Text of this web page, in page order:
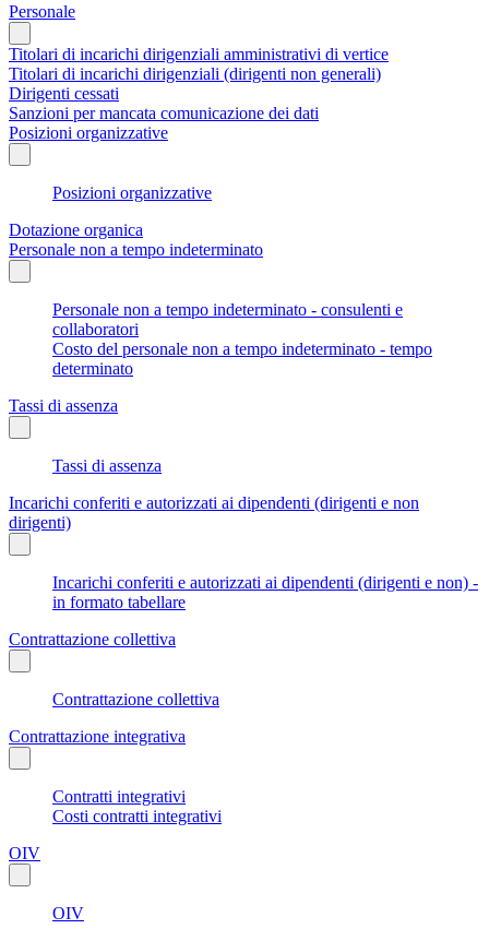
Personale
Titolari di incarichi dirigenziali amministrativi di vertice
Titolari di incarichi dirigenziali (dirigenti non generali)
Dirigenti cessati
Sanzioni per mancata comunicazione dei dati
Posizioni organizzative
Posizioni organizzative
Dotazione organica
Personale non a tempo indeterminato
Personale non a tempo indeterminato - consulenti e
collaboratori
Costo del personale non a tempo indeterminato - tempo
determinato
Tassi di assenza
Tassi di assenza
Incarichi conferiti e autorizzati ai dipendenti (dirigenti e non
dirigenti)
Incarichi conferiti e autorizzati ai dipendenti (dirigenti e non) -
in formato tabellare
Contrattazione collettiva
Contrattazione collettiva
Contrattazione integrativa
Contratti integrativi
Costi contratti integrativi
OIV
OIV